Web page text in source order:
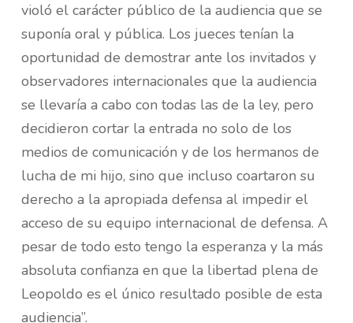
violó el carácter público de la audiencia que se
suponía oral y pública. Los jueces tenían la
oportunidad de demostrar ante los invitados y
observadores internacionales que la audiencia
se llevaría a cabo con todas las de la ley, pero
decidieron cortar la entrada no solo de los
medios de comunicación y de los hermanos de
lucha de mi hijo, sino que incluso coartaron su
derecho a la apropiada defensa al impedir el
acceso de su equipo internacional de defensa. A
pesar de todo esto tengo la esperanza y la más
absoluta confianza en que la libertad plena de
Leopoldo es el único resultado posible de esta
audiencia”.